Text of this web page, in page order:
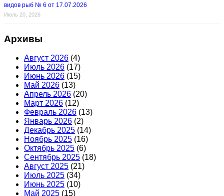
видов рыб № 6 от 17.07.2026
Июль 20, 2026
Архивы
Август 2026 (4)
Июль 2026 (17)
Июнь 2026 (15)
Май 2026 (13)
Апрель 2026 (20)
Март 2026 (12)
Февраль 2026 (13)
Январь 2026 (2)
Декабрь 2025 (14)
Ноябрь 2025 (16)
Октябрь 2025 (6)
Сентябрь 2025 (18)
Август 2025 (21)
Июль 2025 (34)
Июнь 2025 (10)
Май 2025 (15)